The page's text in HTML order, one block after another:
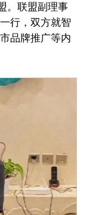
。联盟副理事
行，双方就智
品牌推广等内